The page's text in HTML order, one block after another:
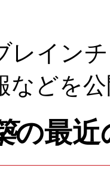
レイン
などを
の最近